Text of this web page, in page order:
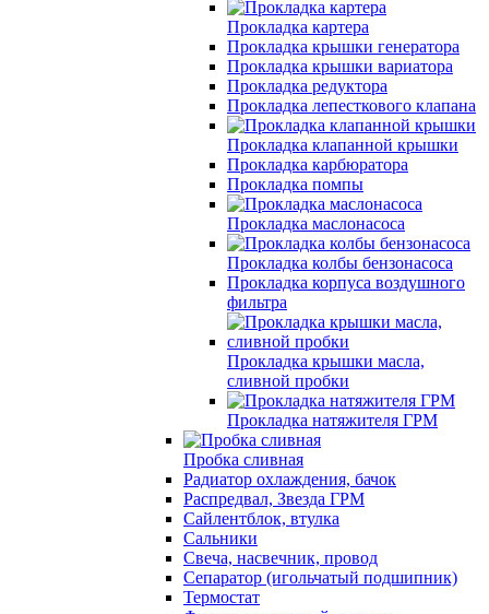
Прокладка картера
Прокладка крышки генератора
Прокладка крышки вариатора
Прокладка редуктора
Прокладка лепесткового клапана
Прокладка клапанной крышки
Прокладка карбюратора
Прокладка помпы
Прокладка маслонасоса
Прокладка колбы бензонасоса
Прокладка корпуса воздушного
фильтра
Прокладка крышки масла,
сливной пробки
Прокладка натяжителя ГРМ
Пробка сливная
Радиатор охлаждения, бачок
Распредвал, Звезда ГРМ
Сайлентблок, втулка
Сальники
Свеча, насвечник, провод
Сепаратор (игольчатый подшипник)
Термостат